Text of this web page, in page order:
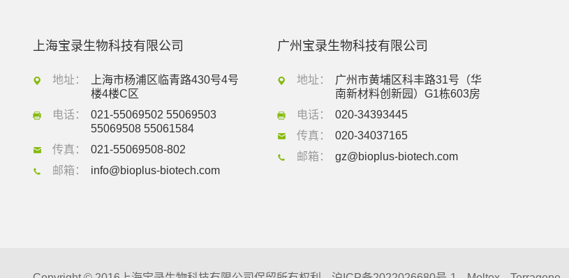
上海宝录生物科技有限公司
地址：
上海市杨浦区临青路430号4号
楼4楼C区
电话：
021-55069502 55069503
55069508 55061584
传真：
021-55069508-802
邮箱：
info@bioplus-biotech.com
广州宝录生物科技有限公司
地址：
广州市黄埔区科丰路31号（华
南新材料创新园）G1栋603房
电话：
020-34393445
传真：
020-34037165
邮箱：
gz@bioplus-biotech.com